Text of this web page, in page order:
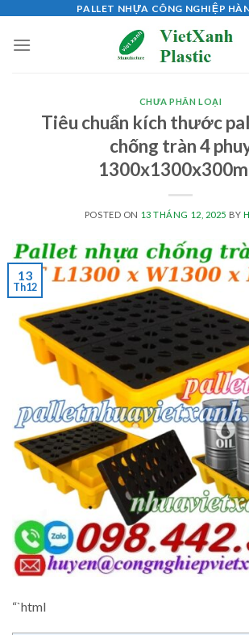
content
PALLET NHỰA CÔNG NGHIỆP
CHƯA PHÂN LOẠI
Tiêu chuẩn kích thước
chống tràn 4
POSTED ON 13 THÁNG 12, 2025 BY
13
Th12
“`html